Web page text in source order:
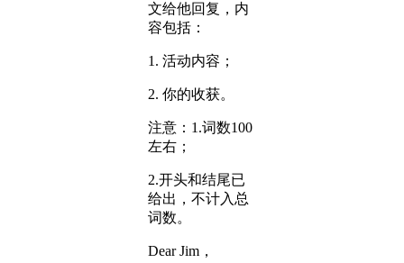
文给他回复，内
容包括：
1. 活动内容；
2. 你的收获。
注意：1.词数100
左右；
2.开头和结尾已
给出，不计入总
词数。
Dear Jim，